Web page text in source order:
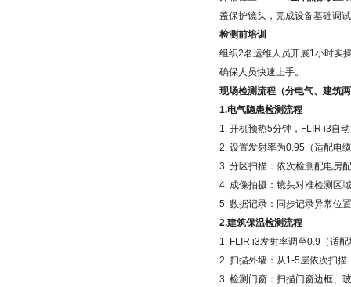
盖保护镜头，完成设备基础调
检测前培训
组织2名运维人员开展1小时实
确保人员快速上手。
现场检测流程（分电气、建筑
1.电气隐患检测流程
1. 开机预热5分钟，FLIR i3自
2. 设置发射率为0.95（适配电
3. 分区扫描：依次检测配电房
4. 成像拍摄：镜头对准检测区
5. 数据记录：同步记录异常位
2.建筑保温检测流程
1. FLIR i3发射率调至0.9（适
2. 扫描外墙：从1-5层依次扫
3. 检测门窗：扫描门窗边框、